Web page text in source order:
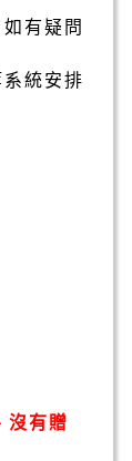
有疑問
統安排
沒有贈